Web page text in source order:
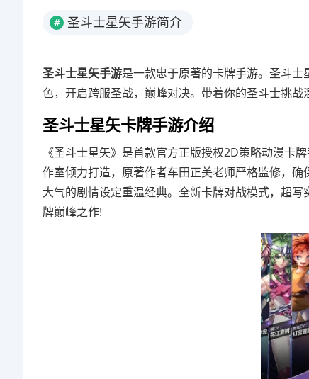
# 圣斗士星矢手游简介
圣斗士星矢手游是一款忠于原著的卡牌手游。圣斗
色，开启跨服圣战，巅峰对决。带着你的圣斗士挑战
圣斗士星矢卡牌手游介绍
《圣斗士星矢》是首款官方正版授权2D策略动漫卡
作室倾力打造，原著作者车田正美老师严格监修，
大气的剧情设定重温经典。全新卡牌对战模式，超
牌巅峰之作!